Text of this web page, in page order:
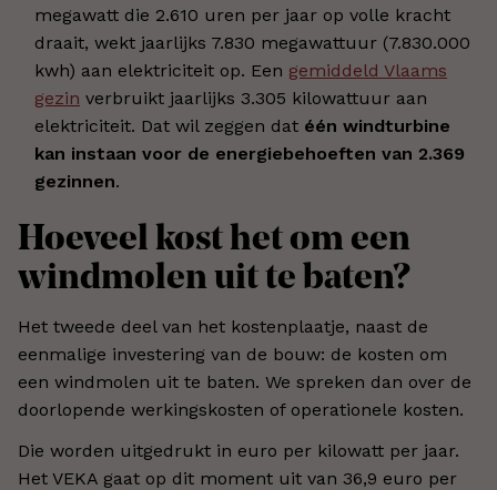
megawatt die 2.610 uren per jaar op volle kracht
draait, wekt jaarlijks 7.830 megawattuur (7.830.000
kwh) aan elektriciteit op. Een gemiddeld Vlaams
gezin verbruikt jaarlijks 3.305 kilowattuur aan
elektriciteit. Dat wil zeggen dat één windturbine
kan instaan voor de energiebehoeften van 2.369
gezinnen.
Hoeveel kost het om een
windmolen uit te baten?
Het tweede deel van het kostenplaatje, naast de
eenmalige investering van de bouw: de kosten om
een windmolen uit te baten. We spreken dan over de
doorlopende werkingskosten of operationele kosten.
Die worden uitgedrukt in euro per kilowatt per jaar.
Het VEKA gaat op dit moment uit van 36,9 euro per